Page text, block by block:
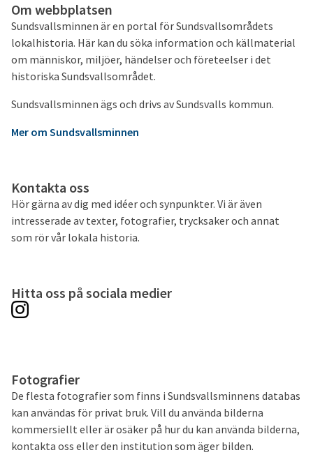
Om webbplatsen
Sundsvallsminnen är en portal för Sundsvallsområdets
lokalhistoria. Här kan du söka information och källmaterial
om människor, miljöer, händelser och företeelser i det
historiska Sundsvallsområdet.
Sundsvallsminnen ägs och drivs av Sundsvalls kommun.
Mer om Sundsvallsminnen
Kontakta oss
Hör gärna av dig med idéer och synpunkter. Vi är även
intresserade av texter, fotografier, trycksaker och annat
som rör vår lokala historia.
Hitta oss på sociala medier
Fotografier
De flesta fotografier som finns i Sundsvallsminnens databas
kan användas för privat bruk. Vill du använda bilderna
kommersiellt eller är osäker på hur du kan använda bilderna,
kontakta oss eller den institution som äger bilden.